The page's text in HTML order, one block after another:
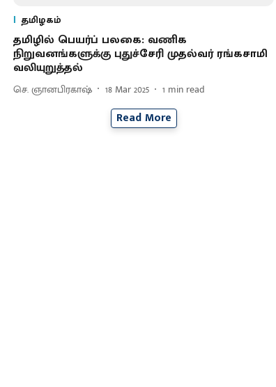
தமிழகம்
தமிழில் பெயர்ப் பலகை: வணிக
நிறுவனங்களுக்கு புதுச்சேரி முதல்வர் ரங்கசாமி
வலியுறுத்தல்
செ. ஞானபிரகாஷ் 18 Mar 2025 1 min read
Read More